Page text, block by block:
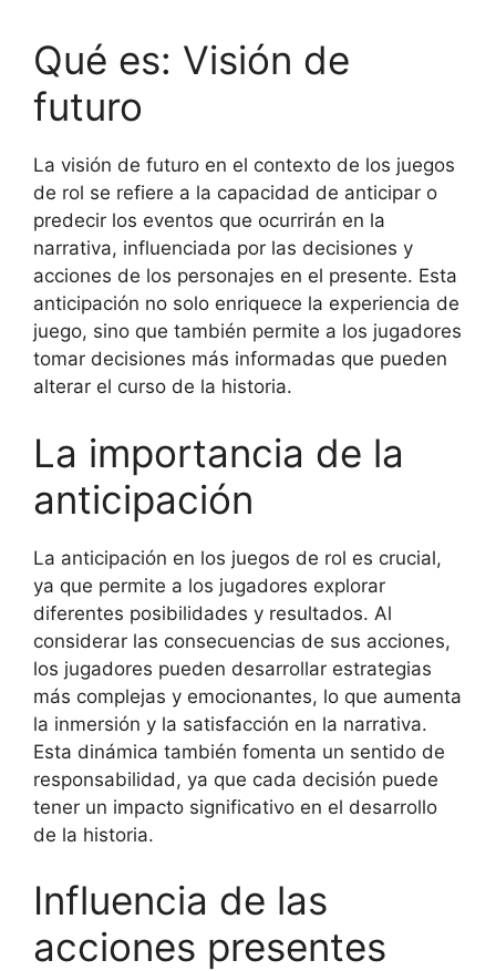
Qué es: Visión de
futuro
La visión de futuro en el contexto de los juegos
de rol se refiere a la capacidad de anticipar o
predecir los eventos que ocurrirán en la
narrativa, influenciada por las decisiones y
acciones de los personajes en el presente. Esta
anticipación no solo enriquece la experiencia de
juego, sino que también permite a los jugadores
tomar decisiones más informadas que pueden
alterar el curso de la historia.
La importancia de la
anticipación
La anticipación en los juegos de rol es crucial,
ya que permite a los jugadores explorar
diferentes posibilidades y resultados. Al
considerar las consecuencias de sus acciones,
los jugadores pueden desarrollar estrategias
más complejas y emocionantes, lo que aumenta
la inmersión y la satisfacción en la narrativa.
Esta dinámica también fomenta un sentido de
responsabilidad, ya que cada decisión puede
tener un impacto significativo en el desarrollo
de la historia.
Influencia de las
acciones presentes